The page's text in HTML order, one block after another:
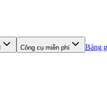
Công cụ miễn phí Bảng